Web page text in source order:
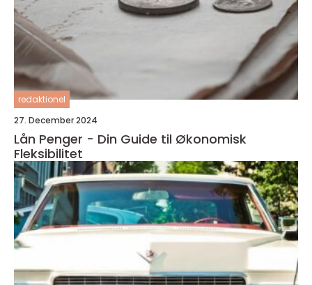
redaktionel
27. December 2024
Lån Penger - Din Guide til Økonomisk
Fleksibilitet